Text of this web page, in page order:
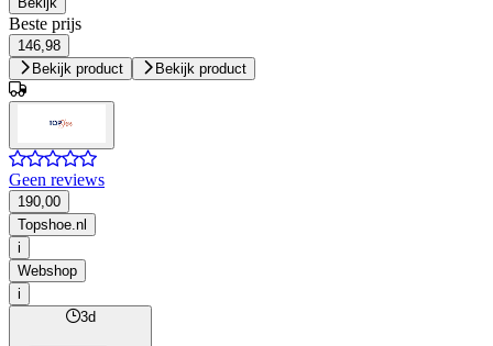
Beste prijs
146,98
Bekijk product
Bekijk product
Geen reviews
190,00
Topshoe.nl
i
Webshop
i
3d